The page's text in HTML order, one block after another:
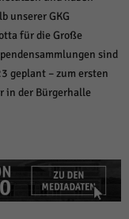
unserer GKG
für die Große
sind
geplant – zum ersten
in der Bürgerhalle
und weiter